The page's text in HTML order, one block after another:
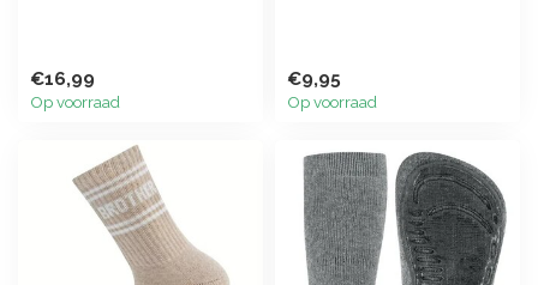
€16,99
Op voorraad
€9,95
Op voorraad